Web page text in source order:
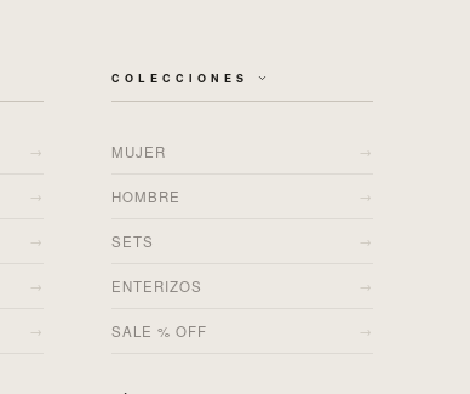
→
→
→
→
→
COLECCIONES
MUJER →
HOMBRE →
SETS →
ENTERIZOS →
SALE % OFF →